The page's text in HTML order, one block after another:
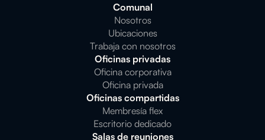
Comunal
Nosotros
Ubicaciones
Trabaja con nosotros
Oficinas privadas
Oficina corporativa
Oficina privada
Oficinas compartidas
Membresía flex
Escritorio dedicado
Salas de reuniones